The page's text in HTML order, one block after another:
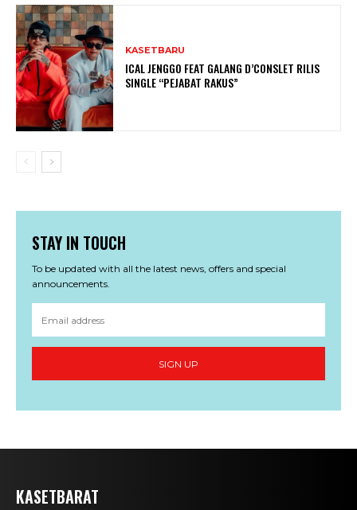
KASETBARU
ICAL JENGGO FEAT GALANG D’CONSLET RILIS
SINGLE “PEJABAT RAKUS”
STAY IN TOUCH
To be updated with all the latest news, offers and special
announcements.
SIGN UP
KASETBARAT